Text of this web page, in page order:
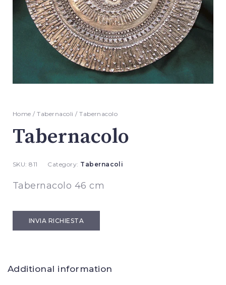
Home /Tabernacoli / Tabernacolo
Tabernacolo
SKU:811 Category: Tabernacoli
Tabernacolo 46 cm
INVIA RICHIESTA
Additional information